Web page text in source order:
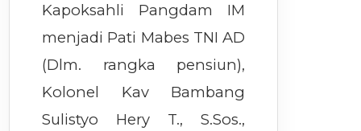
Kapoksahli Pangdam IM
menjadi Pati Mabes TNI AD
(Dlm. rangka pensiun),
Kolonel Kav Bambang
Sulistyo Hery T., S.Sos.,